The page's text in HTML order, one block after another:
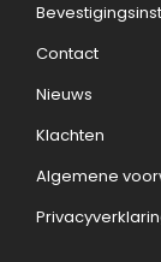
Contact
Nieuws
Klachten
Algemene